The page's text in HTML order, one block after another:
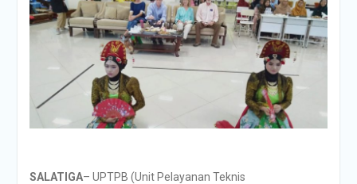
SALATIGA– UPTPB (Unit Pelayanan Teknis